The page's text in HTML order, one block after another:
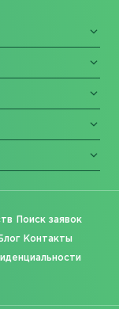
Поиск заявок
Блог Контакты